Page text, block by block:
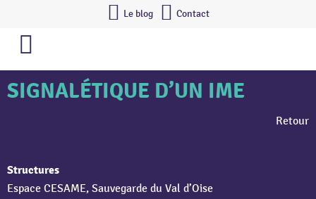
Le blog Contact
SIGNALÉTIQUE D’UN IME
Retour
Structures
Espace CESAME, Sauvegarde du Val d’Oise